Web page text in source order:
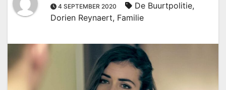
4 SEPTEMBER 2020 De Buurtpolitie,
Dorien Reynaert, Familie